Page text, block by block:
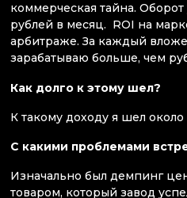
коммерческая тайна.
рублей в месяц. ROI на
арбитраже. За каждый
зарабатываю больше, чем
Как долго к этому шел?
К такому доходу я шел
С какими проблемами
Изначально был демпинг
товаром, который завод